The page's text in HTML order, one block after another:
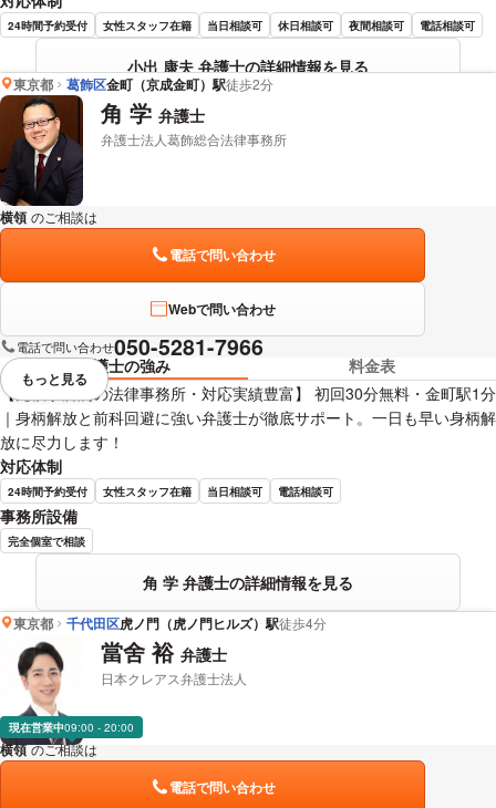
24時間予約受付 女性スタッフ在籍 当日相談可 休日相談可 夜間相談可 電話相談可
小出 康夫 弁護士の詳細情報を見る
東京都 葛飾区金町（京成金町）駅徒歩2分
角 学 弁護士
弁護士法人葛飾総合法律事務所
横領 のご相談は
電話で問い合わせ
Webで問い合わせ
電話で問い合わせ050-5281-7966
弁護士の強み
料金表
【元検事所属の法律事務所・対応実績豊富】 初回30分無料・金町駅1分
｜身柄解放と前科回避に強い弁護士が徹底サポート。一日も早い身柄解
放に尽力します！
対応体制
24時間予約受付 女性スタッフ在籍 当日相談可 電話相談可
事務所設備
完全個室で相談
角 学 弁護士の詳細情報を見る
視覚的に省略されている要素を
もっと見る
東京都 千代田区虎ノ門（虎ノ門ヒルズ）駅徒歩4分
當舍 裕 弁護士
日本クレアス弁護士法人
現在営業中09:00 - 20:00
横領 のご相談は
電話で問い合わせ